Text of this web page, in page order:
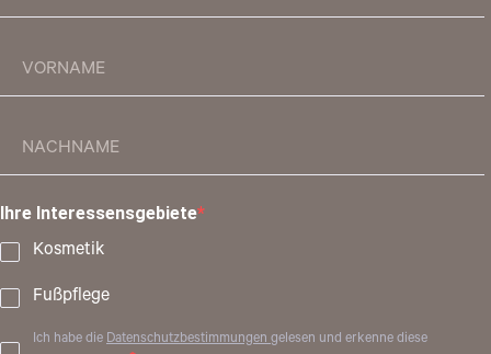
Ihre Interessensgebiete
Kosmetik
Fußpflege
Ich habe die Datenschutzbestimmungengelesen und erkenne diese